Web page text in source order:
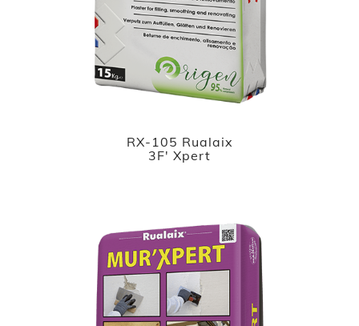
RX-105 Rualaix
3F' Xpert